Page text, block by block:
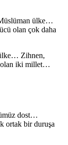
ülke…
olan çok daha
Zihnen,
olan iki millet…
dost…
ortak bir duruşa